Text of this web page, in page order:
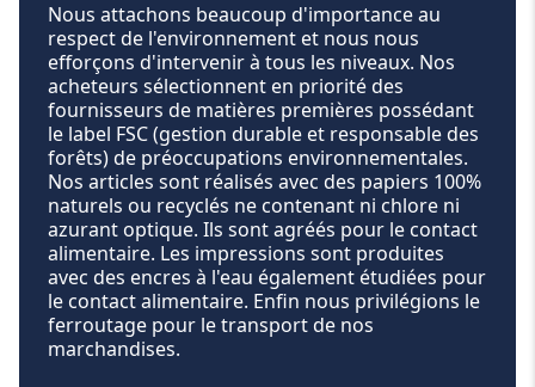
Nous attachons beaucoup d'importance au
respect de l'environnement et nous nous
efforçons d'intervenir à tous les niveaux. Nos
acheteurs sélectionnent en priorité des
fournisseurs de matières premières possédant
le label FSC (gestion durable et responsable des
forêts) de préoccupations environnementales.
Nos articles sont réalisés avec des papiers 100%
naturels ou recyclés ne contenant ni chlore ni
azurant optique. Ils sont agréés pour le contact
alimentaire. Les impressions sont produites
avec des encres à l'eau également étudiées pour
le contact alimentaire. Enfin nous privilégions le
ferroutage pour le transport de nos
marchandises.